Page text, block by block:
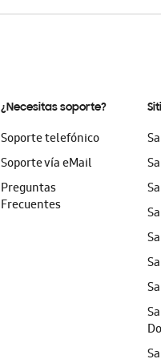
¿Necesitas soporte?
Soporte telefónico
Soporte vía eMail
Preguntas
Frecuentes